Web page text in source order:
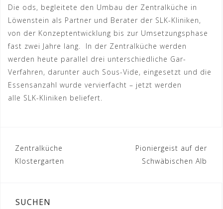
Die ods, begleitete den Umbau der Zentralküche in
Löwenstein als Partner und Berater der SLK-Kliniken,
von der Konzeptentwicklung bis zur Umsetzungsphase
fast zwei Jahre lang. In der Zentralküche werden
werden heute parallel drei unterschiedliche Gar-
Verfahren, darunter auch Sous-Vide, eingesetzt und die
Essensanzahl wurde vervierfacht – jetzt werden
alle SLK-Kliniken beliefert.
Beitragsnavigation
Zentralküche
Klostergarten
Pioniergeist auf der
Schwäbischen Alb
SUCHEN